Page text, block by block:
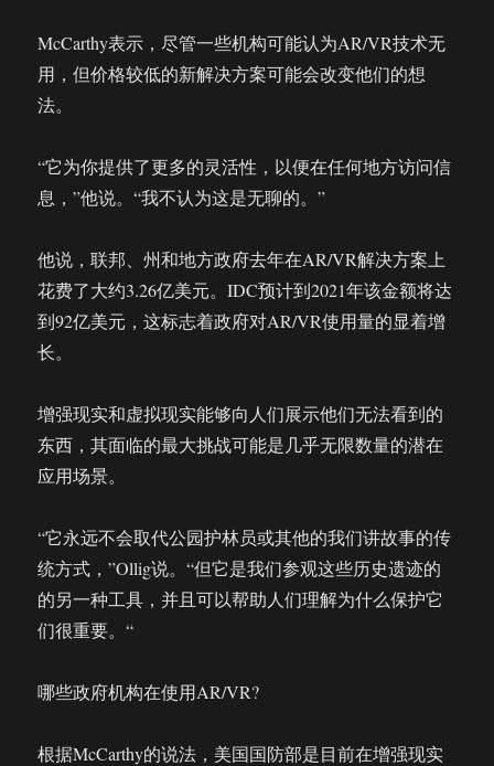
McCarthy表示，尽管一些机构可能认为AR/VR技术无
用，但价格较低的新解决方案可能会改变他们的想
法。
“它为你提供了更多的灵活性，以便在任何地方访问信
息，”他说。“我不认为这是无聊的。”
他说，联邦、州和地方政府去年在AR/VR解决方案上
花费了大约3.26亿美元。IDC预计到2021年该金额将达
到92亿美元，这标志着政府对AR/VR使用量的显着增
长。
增强现实和虚拟现实能够向人们展示他们无法看到的
东西，其面临的最大挑战可能是几乎无限数量的潜在
应用场景。
“它永远不会取代公园护林员或其他的我们讲故事的传
统方式，”Ollig说。“但它是我们参观这些历史遗迹的
的另一种工具，并且可以帮助人们理解为什么保护它
们很重要。“
哪些政府机构在使用AR/VR?
根据McCarthy的说法，美国国防部是目前在增强现实